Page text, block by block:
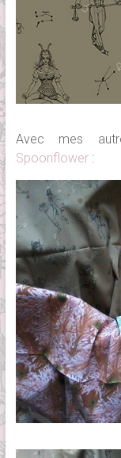
Avec mes
Spoonflower: